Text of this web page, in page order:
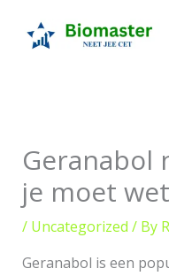
Geranabol
je moet
/ Uncategorized / By
Geranabol is een